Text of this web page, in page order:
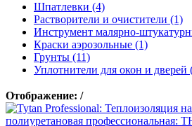
Шпатлевки (4)
Растворители и очистители (1)
Инструмент малярно-
Краски аэрозольные (1)
Грунты (11)
Уплотнители для окон и дверей
Отображение: /